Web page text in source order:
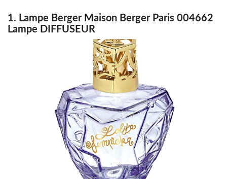
1. Lampe Berger Maison Berger Paris 004662
Lampe DIFFUSEUR